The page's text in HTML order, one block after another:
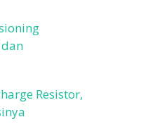
Resistor,